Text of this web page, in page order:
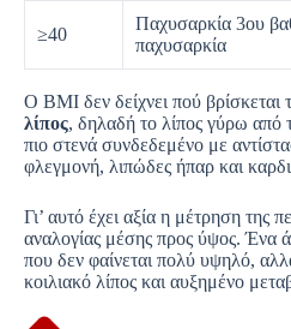
≥40
Παχυσαρκία 3ου
παχυσαρκία
Ο BMI δεν δείχνει πού βρίσκεται
λίπος, δηλαδή το λίπος γύρω από
πιο στενά συνδεδεμένο με
φλεγμονή, λιπώδες ήπαρ και
Γι’ αυτό έχει αξία η μέτρηση της
αναλογίας μέσης προς ύψος. Ένα
που δεν φαίνεται πολύ υψηλό,
κοιλιακό λίπος και αυξημένο